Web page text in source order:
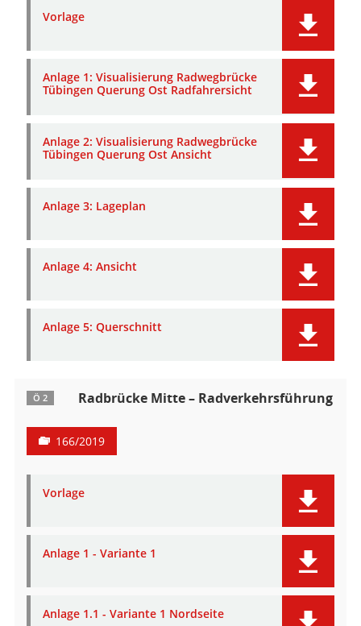
Vorlage
Anlage 1: Visualisierung Radwegbrücke
Tübingen Querung Ost Radfahrersicht
Anlage 2: Visualisierung Radwegbrücke
Tübingen Querung Ost Ansicht
Anlage 3: Lageplan
Anlage 4: Ansicht
Anlage 5: Querschnitt
Ö 2 Radbrücke Mitte – Radverkehrsführung
166/2019
Vorlage
Anlage 1 - Variante 1
Anlage 1.1 - Variante 1 Nordseite